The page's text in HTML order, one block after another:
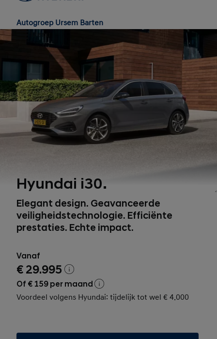
Autogroep Ursem Barten
Menu
Hyundai i30.
Elegant design. Geavanceerde
veiligheidstechnologie. Efficiënte
prestaties. Echte impact.
Vanaf
€ 29.995
Of € 159 per maand
Voordeel volgens Hyundai: tijdelijk tot wel € 4.000